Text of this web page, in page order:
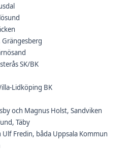
SK/BK
Lidköping BK
och Magnus Holst, Sandviken
Täby
Fredin, båda Uppsala Kommun